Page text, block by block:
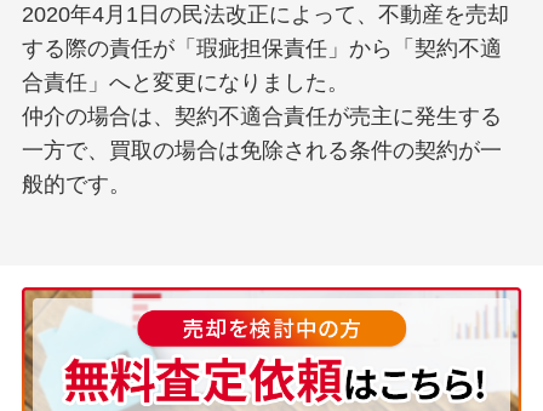
2020年4月1日の民法改正によって、不動産を売却
する際の責任が「瑕疵担保責任」から「契約不適
合責任」へと変更になりました。
仲介の場合は、契約不適合責任が売主に発生する
一方で、買取の場合は免除される条件の契約が一
般的です。